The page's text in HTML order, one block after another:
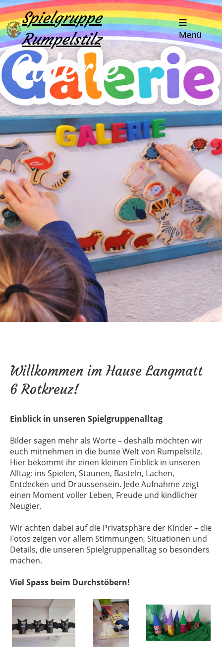
Spielgruppe
Rumpelstilz
Menü
Galerie
Willkommen im Hause Langmatt
6 Rotkreuz!
Einblick in unseren Spielgruppenalltag
Bilder sagen mehr als Worte – deshalb möchten wir
euch mitnehmen in die bunte Welt von Rumpelstilz.
Hier bekommt ihr einen kleinen Einblick in unseren
Alltag: ins Spielen, Staunen, Basteln, Lachen,
Entdecken und Draussensein. Jede Aufnahme zeigt
einen Moment voller Leben, Freude und kindlicher
Neugier.
Wir achten dabei auf die Privatsphäre der Kinder – die
Fotos zeigen vor allem Stimmungen, Situationen und
Details, die unseren Spielgruppenalltag so besonders
machen.
Viel Spass beim Durchstöbern!